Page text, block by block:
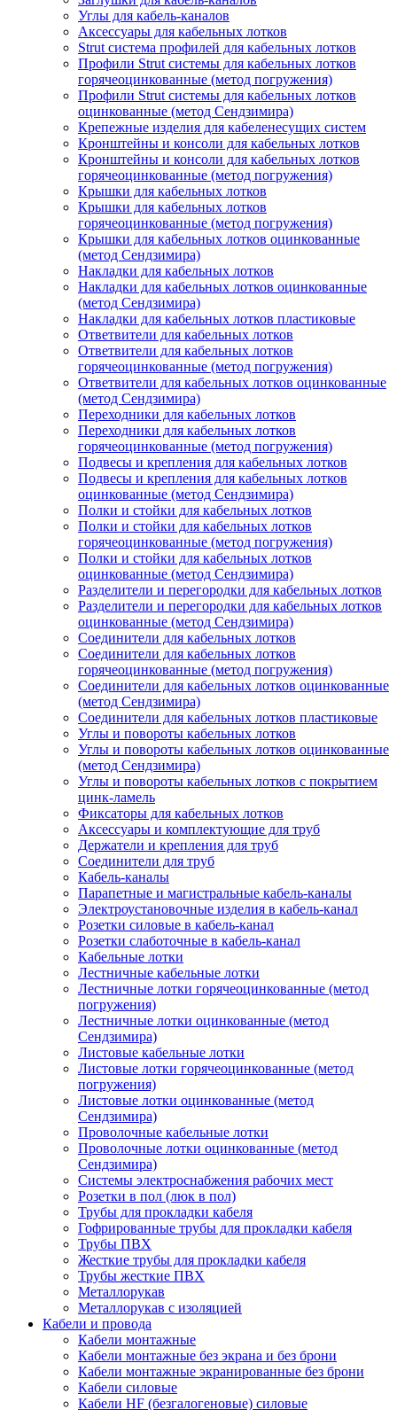
Углы для кабель-каналов
Аксессуары для кабельных лотков
Strut система профилей для кабельных лотков
Профили Strut системы для кабельных лотков
горячеоцинкованные (метод погружения)
Профили Strut системы для кабельных лотков
оцинкованные (метод Сендзимира)
Крепежные изделия для кабеленесущих систем
Кронштейны и консоли для кабельных лотков
Кронштейны и консоли для кабельных лотков
горячеоцинкованные (метод погружения)
Крышки для кабельных лотков
Крышки для кабельных лотков
горячеоцинкованные (метод погружения)
Крышки для кабельных лотков оцинкованные
(метод Сендзимира)
Накладки для кабельных лотков
Накладки для кабельных лотков оцинкованные
(метод Сендзимира)
Накладки для кабельных лотков пластиковые
Ответвители для кабельных лотков
Ответвители для кабельных лотков
горячеоцинкованные (метод погружения)
Ответвители для кабельных лотков оцинкованные
(метод Сендзимира)
Переходники для кабельных лотков
Переходники для кабельных лотков
горячеоцинкованные (метод погружения)
Подвесы и крепления для кабельных лотков
Подвесы и крепления для кабельных лотков
оцинкованные (метод Сендзимира)
Полки и стойки для кабельных лотков
Полки и стойки для кабельных лотков
горячеоцинкованные (метод погружения)
Полки и стойки для кабельных лотков
оцинкованные (метод Сендзимира)
Разделители и перегородки для кабельных лотков
Разделители и перегородки для кабельных лотков
оцинкованные (метод Сендзимира)
Соединители для кабельных лотков
Соединители для кабельных лотков
горячеоцинкованные (метод погружения)
Соединители для кабельных лотков оцинкованные
(метод Сендзимира)
Соединители для кабельных лотков пластиковые
Углы и повороты кабельных лотков
Углы и повороты кабельных лотков оцинкованные
(метод Сендзимира)
Углы и повороты кабельных лотков с покрытием
цинк-ламель
Фиксаторы для кабельных лотков
Аксессуары и комплектующие для труб
Держатели и крепления для труб
Соединители для труб
Кабель-каналы
Парапетные и магистральные кабель-каналы
Электроустановочные изделия в кабель-канал
Розетки силовые в кабель-канал
Розетки слаботочные в кабель-канал
Кабельные лотки
Лестничные кабельные лотки
Лестничные лотки горячеоцинкованные (метод
погружения)
Лестничные лотки оцинкованные (метод
Сендзимира)
Листовые кабельные лотки
Листовые лотки горячеоцинкованные (метод
погружения)
Листовые лотки оцинкованные (метод
Сендзимира)
Проволочные кабельные лотки
Проволочные лотки оцинкованные (метод
Сендзимира)
Системы электроснабжения рабочих мест
Розетки в пол (люк в пол)
Трубы для прокладки кабеля
Гофрированные трубы для прокладки кабеля
Трубы ПВХ
Жесткие трубы для прокладки кабеля
Трубы жесткие ПВХ
Металлорукав
Металлорукав с изоляцией
Кабели и провода
Кабели монтажные
Кабели монтажные без экрана и без брони
Кабели монтажные экранированные без брони
Кабели силовые
Кабели HF (безгалогеновые) силовые